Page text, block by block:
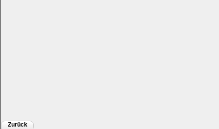
Zurück